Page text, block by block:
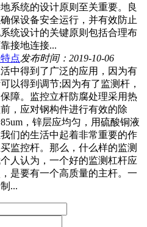
系统的设计原则至关重要。良
保设备安全运行，并有效防止
统设计的关键原则包括合理布
接地连接...
点发布时间：2019-10-06
中得到了广泛的应用，因为有
以得到调节;因为有了监测杆，
障。监控立杆防腐处理采用热
，应对钢构件进行有效的除
，锌层应均匀，用硫酸铜液
们的生活中起着非常重要的作
监控杆。那么，什么样的监测
人认为，一个好的监测杠杆应
是要有一个高质量的主杆。一
...